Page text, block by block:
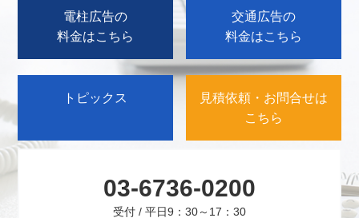
電柱広告の
料金はこちら
交通広告の
料金はこちら
トピックス
見積依頼・お問合せは
こちら
03-6736-0200
受付 / 平日9：30～17：30